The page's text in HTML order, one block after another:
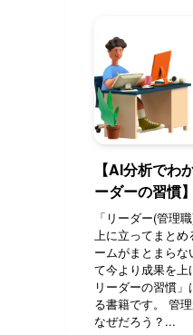
【AI分析でわ
ーダーの習慣
「リーダー(管理
上に立ってまと
ームがまとまら
て今より成果を上
リーダーの習慣
る書籍です。 管
なぜだろう？...